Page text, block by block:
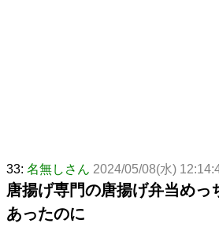
33: 名無しさん 2024/05/08(水)
唐揚げ専門の唐揚げ弁当めっ
あったのに